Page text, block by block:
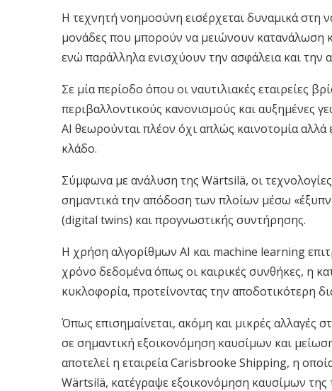
Η τεχνητή νοημοσύνη εισέρχεται δυναμικά στη
μονάδες που μπορούν να μειώνουν κατανάλωση
ενώ παράλληλα ενισχύουν την ασφάλεια και
Σε μία περίοδο όπου οι ναυτιλιακές εταιρείες
περιβαλλοντικούς κανονισμούς και αυξημένες
AI θεωρούνται πλέον όχι απλώς καινοτομία αλλά
κλάδο.
Σύμφωνα με ανάλυση της Wärtsilä, οι
σημαντικά την απόδοση των πλοίων μέσω
(digital twins) και προγνωστικής συντήρησης.
Η χρήση αλγορίθμων AI και machine learning
χρόνο δεδομένα όπως οι καιρικές συνθήκες, η
κυκλοφορία, προτείνοντας την αποδοτικότερη
Όπως επισημαίνεται, ακόμη και μικρές
σε σημαντική εξοικονόμηση καυσίμων και
αποτελεί η εταιρεία Carisbrooke Shipping, η
Wärtsilä, κατέγραψε εξοικονόμηση καυσίμων